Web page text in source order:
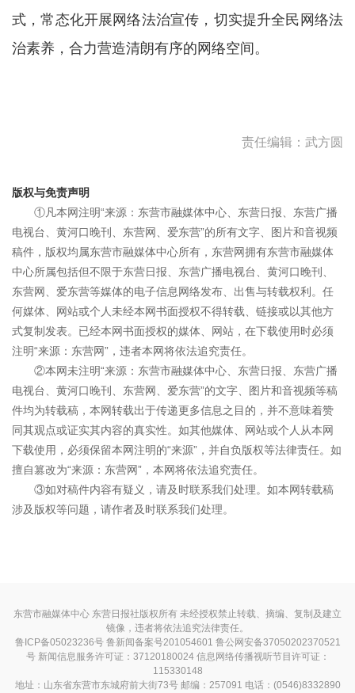
式，常态化开展网络法治宣传，切实提升全民网络法
治素养，合力营造清朗有序的网络空间。
责任编辑：武方圆
版权与免责声明
①凡本网注明“来源：东营市融媒体中心、东营日报、东营广播
电视台、黄河口晚刊、东营网、爱东营”的所有文字、图片和音视频
稿件，版权均属东营市融媒体中心所有，东营网拥有东营市融媒体
中心所属包括但不限于东营日报、东营广播电视台、黄河口晚刊、
东营网、爱东营等媒体的电子信息网络发布、出售与转载权利。任
何媒体、网站或个人未经本网书面授权不得转载、链接或以其他方
式复制发表。已经本网书面授权的媒体、网站，在下载使用时必须
注明“来源：东营网”，违者本网将依法追究责任。
②本网未注明“来源：东营市融媒体中心、东营日报、东营广播
电视台、黄河口晚刊、东营网、爱东营”的文字、图片和音视频等稿
件均为转载稿，本网转载出于传递更多信息之目的，并不意味着赞
同其观点或证实其内容的真实性。如其他媒体、网站或个人从本网
下载使用，必须保留本网注明的“来源”，并自负版权等法律责任。如
擅自篡改为“来源：东营网”，本网将依法追究责任。
③如对稿件内容有疑义，请及时联系我们处理。如本网转载稿
涉及版权等问题，请作者及时联系我们处理。
东营市融媒体中心 东营日报社版权所有 未经授权禁止转载、摘编、复制及建立
镜像，违者将依法追究法律责任。
鲁ICP备05023236号鲁新闻备案号201054601 鲁公网安备37050202370521
号 新闻信息服务许可证：37120180024信息网络传播视听节目许可证：
115330148
地址：山东省东营市东城府前大街73号 邮编：257091 电话：(0546)8332890